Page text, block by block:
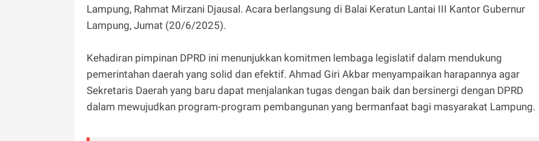
Lampung, Rahmat Mirzani Djausal. Acara berlangsung di Balai Keratun Lantai III Kantor Gubernur
Lampung, Jumat (20/6/2025).
Kehadiran pimpinan DPRD ini menunjukkan komitmen lembaga legislatif dalam mendukung
pemerintahan daerah yang solid dan efektif. Ahmad Giri Akbar menyampaikan harapannya agar
Sekretaris Daerah yang baru dapat menjalankan tugas dengan baik dan bersinergi dengan DPRD
dalam mewujudkan program-program pembangunan yang bermanfaat bagi masyarakat Lampung.